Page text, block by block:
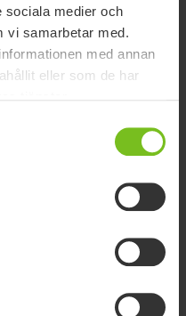
sociala medier och
vi samarbetar med.
med annan
eller som de har